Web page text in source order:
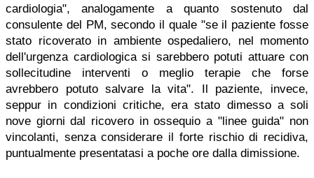
cardiologia", analogamente a quanto sostenuto dal
consulente del PM, secondo il quale "se il paziente fosse
stato ricoverato in ambiente ospedaliero, nel momento
dell'urgenza cardiologica si sarebbero potuti attuare con
sollecitudine interventi o meglio terapie che forse
avrebbero potuto salvare la vita". Il paziente, invece,
seppur in condizioni critiche, era stato dimesso a soli
nove giorni dal ricovero in ossequio a "linee guida" non
vincolanti, senza considerare il forte rischio di recidiva,
puntualmente presentatasi a poche ore dalla dimissione.